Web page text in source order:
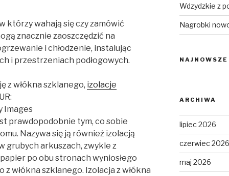
którzy wahają się czy zamówić
znacznie zaoszczędzić na
i chłodzenie, instalując
i przestrzeniach podłogowych.
z włókna szklanego, izolacje
Images
prawdopodobnie tym, co sobie
Nazywa się ją również izolacją
grubych arkuszach, zwykle z
po obu stronach wyniosłego
włókna szklanego. Izolacja z włókna
Wdzydzkie z
Nagrobki
ARCHIWA
lipiec 2026
czerwiec 2026
maj 2026